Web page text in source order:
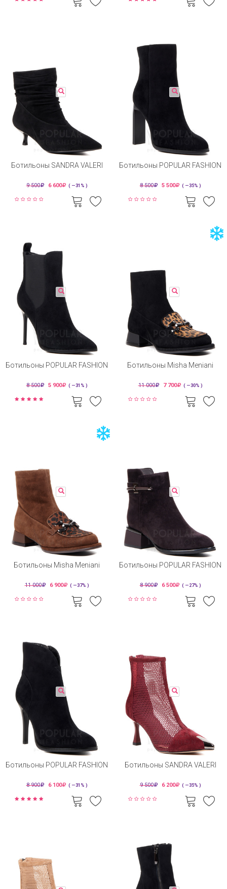
Ботильоны SANDRA VALERI
9 500 6 600 ( —31% )
Ботильоны POPULAR FASHION
8 500 5 500 ( —35% )
Ботильоны POPULAR FASHION
8 500 5 900 ( —31% )
Ботильоны Misha Meniani
11 000 7 700 ( —30% )
Ботильоны Misha Meniani
11 000 6 900 ( —37% )
Ботильоны POPULAR FASHION
8 900 6 500 ( —27% )
Ботильоны POPULAR FASHION
8 900 6 100 ( —31% )
Ботильоны SANDRA VALERI
9 500 6 200 ( —35% )